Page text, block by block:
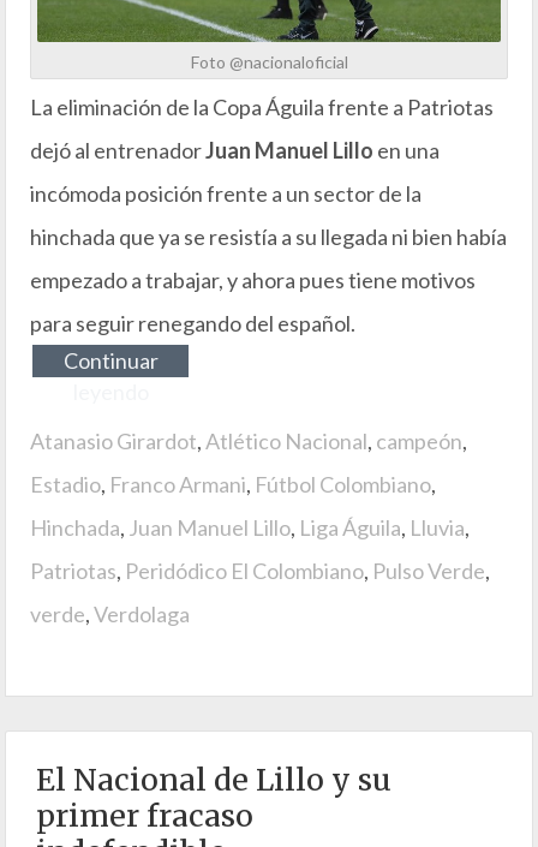
Foto @nacionaloficial
La eliminación de la Copa Águila frente a Patriotas
dejó al entrenadorJuan Manuel Lillo en una
incómoda posición frente a un sector de la
hinchada que ya se resistía a su llegada ni bien había
empezado a trabajar, y ahora pues tiene motivos
para seguir renegando del español.
Continuar
Atanasio Girardot,Atlético Nacional, campeón,
Estadio, Franco Armani, Fútbol Colombiano,
Hinchada, Juan Manuel Lillo, Liga Águila, Lluvia,
Patriotas, Peridódico El Colombiano, Pulso Verde,
verde,Verdolaga
El Nacional de Lillo y su
primer fracaso